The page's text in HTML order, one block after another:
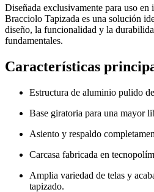
Diseñada exclusivamente para uso
Bracciolo Tapizada es una solución
diseño, la funcionalidad y la
fundamentales.
Características
Estructura de aluminio pulido
Base giratoria para una mayor
Asiento y respaldo
Carcasa fabricada en
Amplia variedad de telas y
tapizado.